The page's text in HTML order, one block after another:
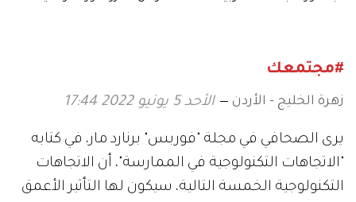
#مجتمعك
زهرة الخليج - الأردن الأحد 5 يونيو 2022 17:44
يرى الصحافي في مجلة "فوربس" برنارد مار، في كتابه
"الاتجاهات التكنولوجية في الممارسة"، أن الاتجاهات
التكنولوجية الخمسة التالية، سيكون لها التأثير الأعمق